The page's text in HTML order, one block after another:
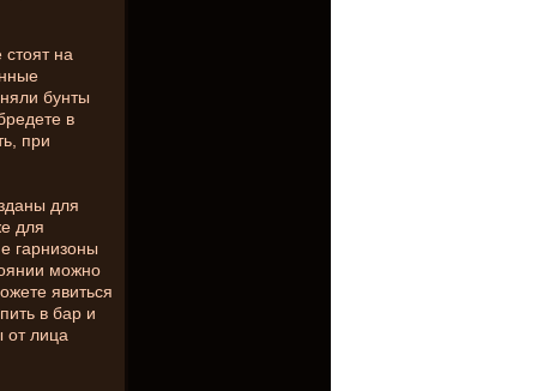
на
бунты
в
при
для
для
гарнизоны
можно
явиться
в бар и
от лица